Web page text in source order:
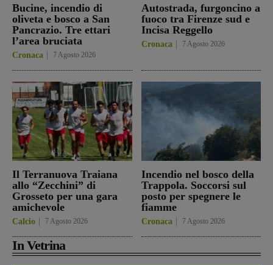
Bucine, incendio di
oliveta e bosco a San
Pancrazio. Tre ettari
l’area bruciata
Cronaca 7 Agosto 2026
Autostrada, furgoncino a
fuoco tra Firenze sud e
Incisa Reggello
Cronaca 7 Agosto 2026
Il Terranuova Traiana
allo “Zecchini” di
Grosseto per una gara
amichevole
Calcio 7 Agosto 2026
Incendio nel bosco della
Trappola. Soccorsi sul
posto per spegnere le
fiamme
Cronaca 7 Agosto 2026
In Vetrina